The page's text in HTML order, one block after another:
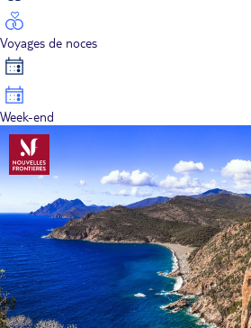
Voyages de noces
Week-end